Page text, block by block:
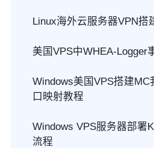
Linux海外云服务器VPN搭
美国VPS中WHEA-Logger
Windows美国VPS搭建MC
口映射教程
Windows VPS服务器部署
流程